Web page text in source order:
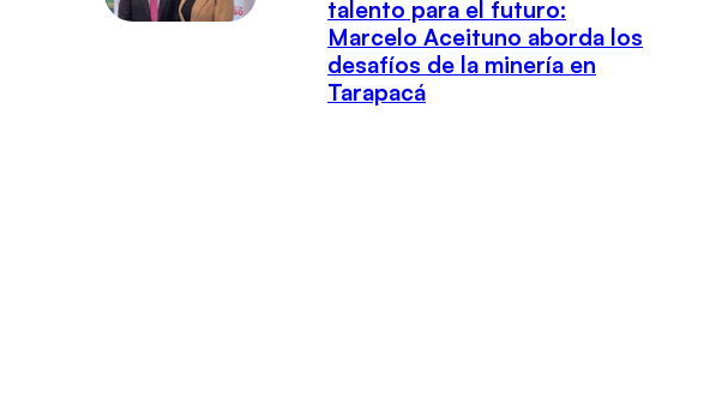
talento para el futuro:
Marcelo Aceituno aborda los
desafíos de la minería en
Tarapacá